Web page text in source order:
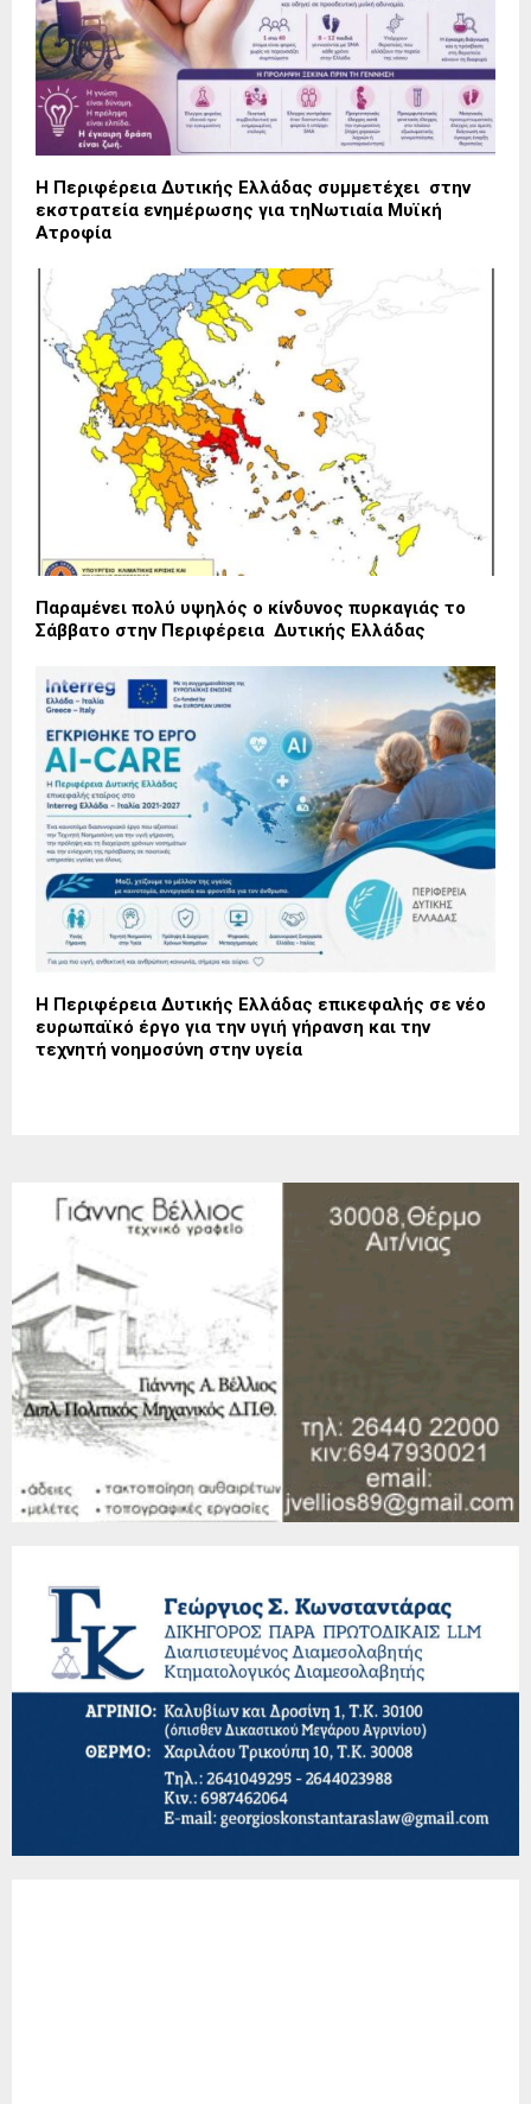
Η Περιφέρεια Δυτικής Ελλάδας συμμετέχει στην
εκστρατεία ενημέρωσης για τηΝωτιαία Μυϊκή
Ατροφία
Παραμένει πολύ υψηλός ο κίνδυνος πυρκαγιάς το
Σάββατο στην Περιφέρεια Δυτικής Ελλάδας
Η Περιφέρεια Δυτικής Ελλάδας επικεφαλής σε νέο
ευρωπαϊκό έργο για την υγιή γήρανση και την
τεχνητή νοημοσύνη στην υγεία